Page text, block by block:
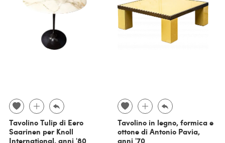
Tavolino Tulip di Eero
Saarinen per Knoll
International, anni '80
Tavolino in legno, formica e
ottone di Antonio Pavia,
anni '70